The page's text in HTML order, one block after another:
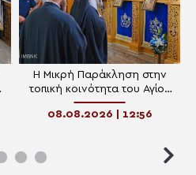
Η Μικρή Παράκληση στην
τοπική κοινότητα του Αγίου
Γεωργίου Βεροίας
08.08.2026 | 12:56